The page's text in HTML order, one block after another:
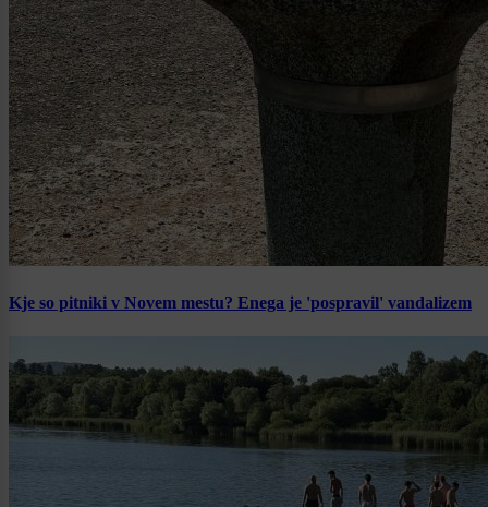
Kje so pitniki v Novem mestu? Enega je 'pospravil' vandalizem